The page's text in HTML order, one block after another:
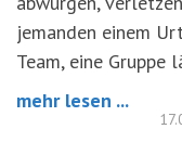
jemanden einem
Team, eine Gruppe
mehr lesen ...